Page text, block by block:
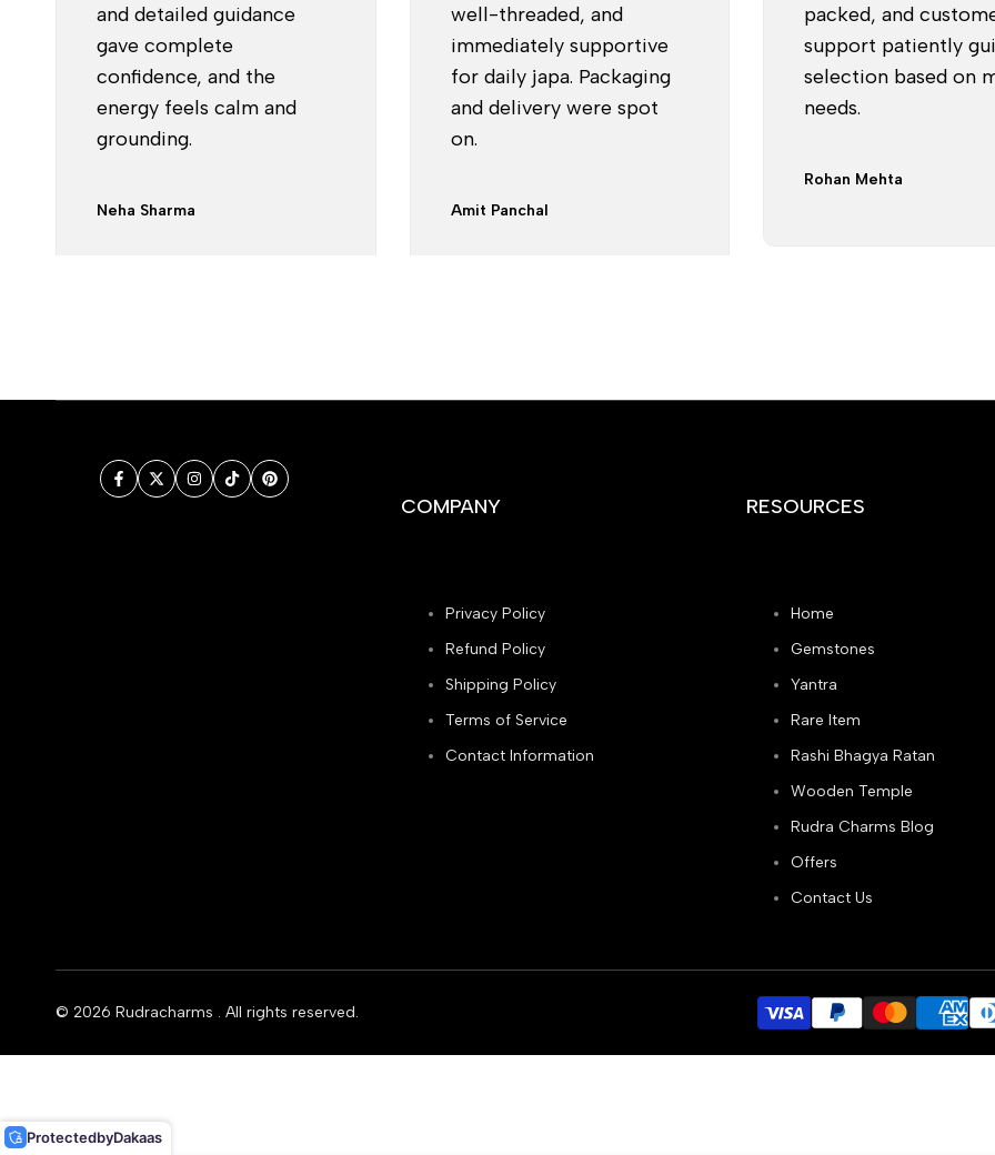
and detailed guidance
gave complete
confidence, and the
energy feels calm and
grounding.
Neha Sharma
well-threaded, and
immediately supportive
for daily japa. Packaging
and delivery were spot
on.
Amit Panchal
packed, and
support patiently
selection based on
needs.
Rohan Mehta
Facebook
TwitterInstagram
TikTokPinterest
COMPANY
Privacy Policy
Refund Policy
Shipping Policy
Terms of Service
Contact Information
RESOURCES
Home
Gemstones
Yantra
Rare Item
Rashi Bhagya Ratan
Wooden Temple
Rudra Charms Blog
Offers
Contact Us
© 2026 Rudracharms . All rights reserved.
ProtectedbyDakaas